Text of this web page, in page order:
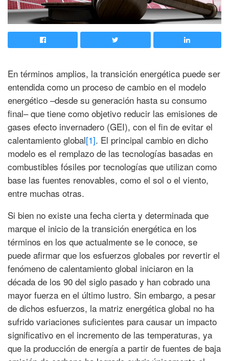
En términos amplios, la transición energética puede ser
entendida como un proceso de cambio en el modelo
energético –desde su generación hasta su consumo
final– que tiene como objetivo reducir las emisiones de
gases efecto invernadero (GEI), con el fin de evitar el
calentamiento global[1]. El principal cambio en dicho
modelo es el remplazo de las tecnologías basadas en
combustibles fósiles por tecnologías que utilizan como
base las fuentes renovables, como el sol o el viento,
entre muchas otras.
Si bien no existe una fecha cierta y determinada que
marque el inicio de la transición energética en los
términos en los que actualmente se le conoce, se
puede afirmar que los esfuerzos globales por revertir el
fenómeno de calentamiento global iniciaron en la
década de los 90 del siglo pasado y han cobrado una
mayor fuerza en el último lustro. Sin embargo, a pesar
de dichos esfuerzos, la matriz energética global no ha
sufrido variaciones suficientes para causar un impacto
significativo en el incremento de las temperaturas, ya
que la producción de energía a partir de fuentes de baja